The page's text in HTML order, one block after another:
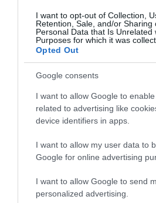
I want to opt-out of Collection,
Retention, Sale, and/or Sharing
Personal Data that Is Unrelated
Purposes for which it was
Opted Out
Google consents
I want to allow Google to
related to advertising like
device identifiers in apps.
I want to allow my user data to
Google for online advertising
I want to allow Google to send
personalized advertising.
Értékelések
5 1
4 0